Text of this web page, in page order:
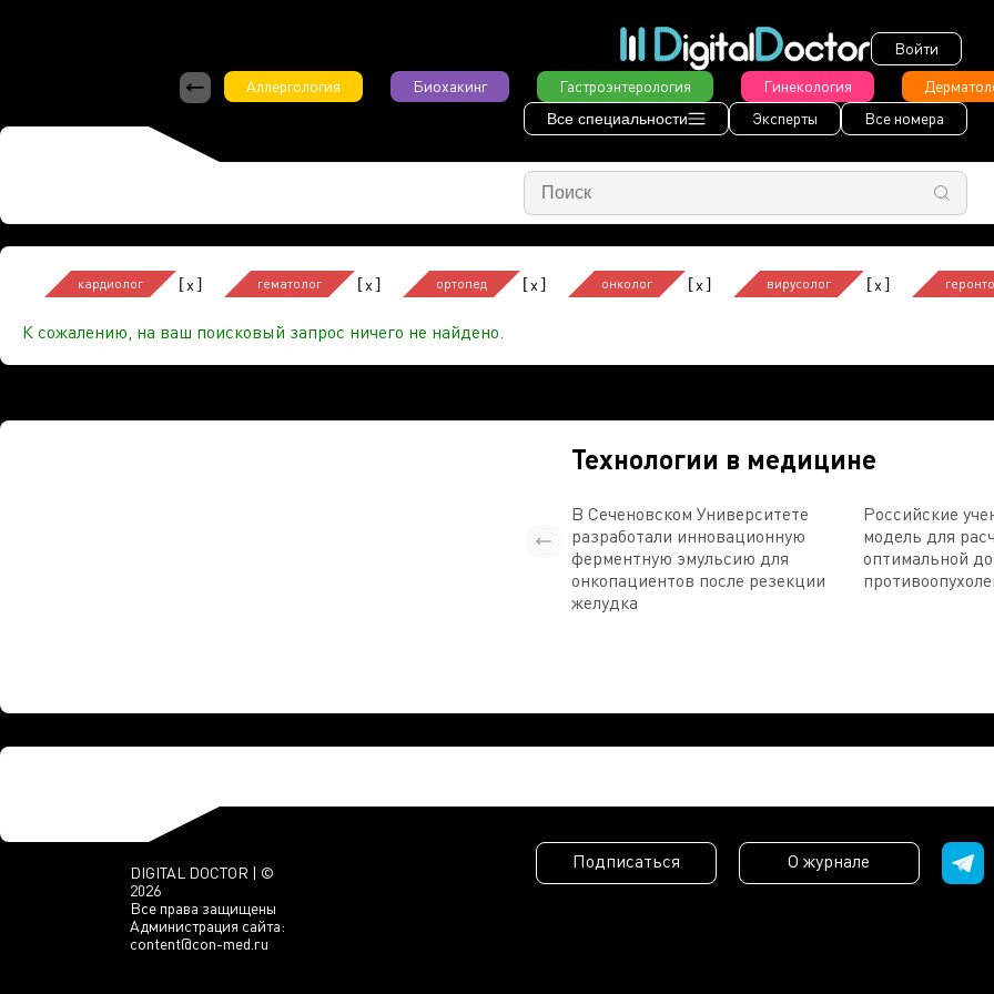
Войти
Аллергология
Биохакинг Гастроэнтерология Гинекология
Все специальности Эксперты Все номера
кардиолог [x] гематолог [x] ортопед [x] онколог [x] вирусолог [x]
К сожалению, на ваш поисковый запрос ничего не найдено.
Технологии в медицине
В Сеченовском Университете
разработали инновационную
ферментную эмульсию для
онкопациентов после резекции
желудка
Российские
модель для
оптимальной
DIGITAL DOCTOR | ©
2026
Все права защищены
Администрация сайта:
content@con-med.ru
Подписаться О журнале